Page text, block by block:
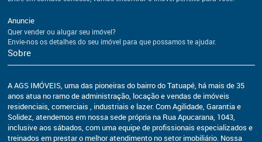
Anuncie
Quer vender ou alugar seu imóvel?
Envie-nos os detalhes do seu imóvel para que possamos te ajudar.
Sobre
A AGS IMÓVEIS, uma das pioneiras do bairro do Tatuapé, há mais de 35
anos atua no ramo de administração, locação e vendas de imóveis
residenciais, comerciais , industriais e lazer. Com Agilidade, Garantia e
Solidez, atendemos em nossa sede própria na Rua Apucarana, 1043,
inclusive aos sábados, com uma equipe de profissionais especializados e
treinados em prestar o melhor atendimento no setor imobiliário. Nossa